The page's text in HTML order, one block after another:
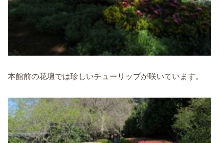
本館前の花壇では珍しいチューリップが咲いています。